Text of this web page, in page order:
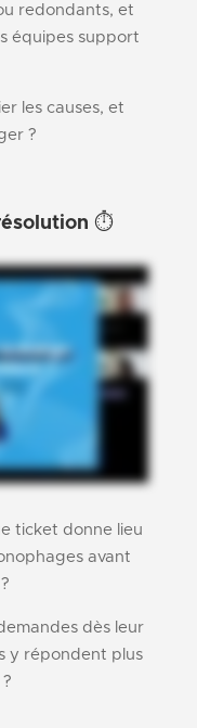
redondants, et
équipes support
les causes, et
?
⏱️
ticket donne lieu
avant
dès leur
y répondent plus